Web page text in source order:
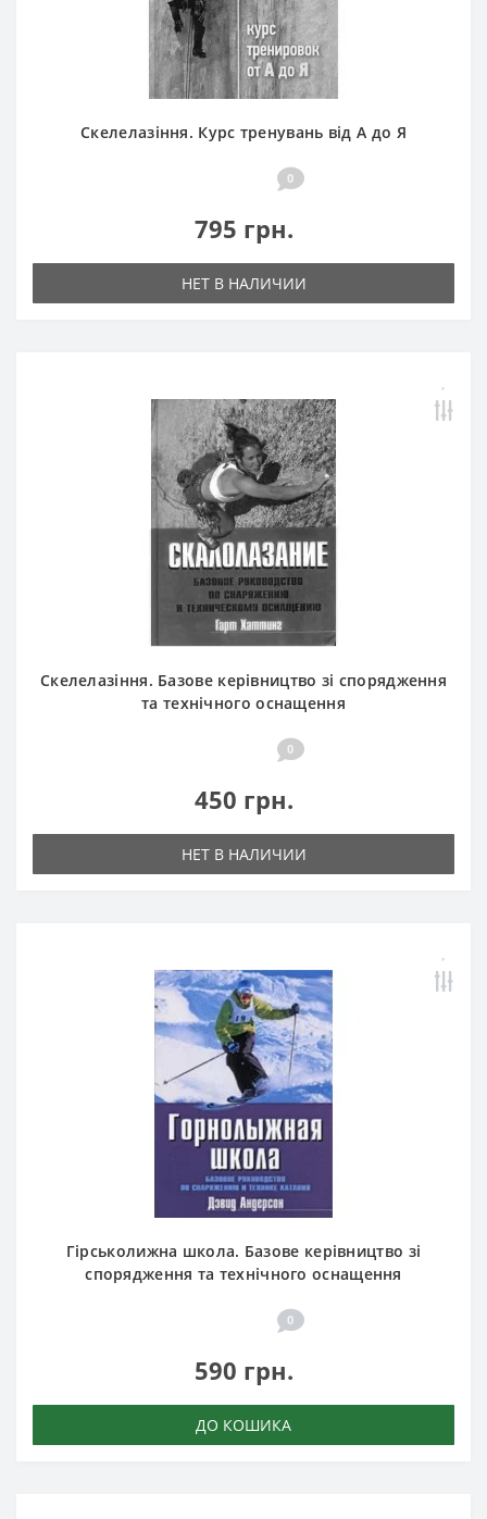
Скелелазіння. Курс тренувань від А до Я
0
795 грн.
НЕТ В НАЛИЧИИ
Скелелазіння. Базове керівництво зі спорядження
та технічного оснащення
0
450 грн.
НЕТ В НАЛИЧИИ
Гірськолижна школа. Базове керівництво зі
спорядження та технічного оснащення
0
590 грн.
ДО КОШИКА